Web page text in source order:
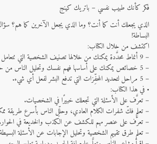
فكر كأنك طبيب نفسي – باتريك كينج
الذي يجعلك أنت كما أنت؟ وما الذي يجعل الآخرين كما هم؟
البساطة!
اكتشف من خلال الكتاب:
– 9 أنماط محدَّدة يمكنك من خلالها تصنيف الشخصية التي تتعامل معها.
– 5 خصائص يمكنك على أساسها فهم نفسك وتحليل الناس من حولك.
– 5 مراحل لتحديد المحفِّزات التي تدفع البشر لفعل أي شيء.
• في هذا الكتاب:
– تعرَّف على الأسئلة التي تجعلك خبيرًا في الشخصيات.
– تعلم فكّ شفرات الكلام العادي، وحلِّل الناس بأسرع طريقة
– تعرَّف على عنصر مهم للكشف عن الكذب والخديعة في الحوار.
– تعلم طرق تقييم الشخصية وتحليل الإجابات عن الأسئلة